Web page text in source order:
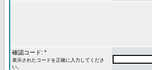
確認コード: *
表示されたコードを正確に入力してくださ
い。